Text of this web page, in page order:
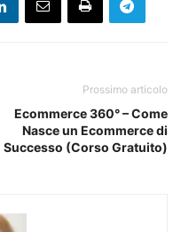
Prossimo articolo
Ecommerce 360° – Come
Nasce un Ecommerce di
Successo (Corso Gratuito)